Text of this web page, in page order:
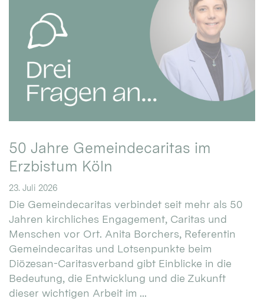
50 Jahre Gemeindecaritas im
Erzbistum Köln
23. Juli 2026
Die Gemeindecaritas verbindet seit mehr als 50
Jahren kirchliches Engagement, Caritas und
Menschen vor Ort. Anita Borchers, Referentin
Gemeindecaritas und Lotsenpunkte beim
Diözesan-Caritasverband gibt Einblicke in die
Bedeutung, die Entwicklung und die Zukunft
dieser wichtigen Arbeit im ...